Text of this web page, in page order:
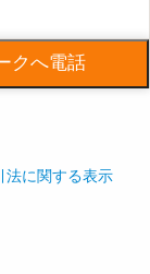
・損保代埋
クへ電話
法に関する表示